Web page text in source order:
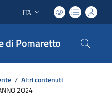
Lingua attiva:
ITA
di Pomaretto
/ Altri contenuti
2O24